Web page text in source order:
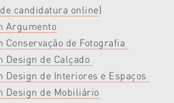
candidatura online)
Argumento
Conservação de Fotografia
Design de Calçado
Design de Interiores e Espaços
Design de Mobiliário